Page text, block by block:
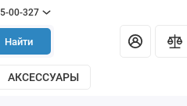
00-327
Найти
АКСЕССУАРЫ